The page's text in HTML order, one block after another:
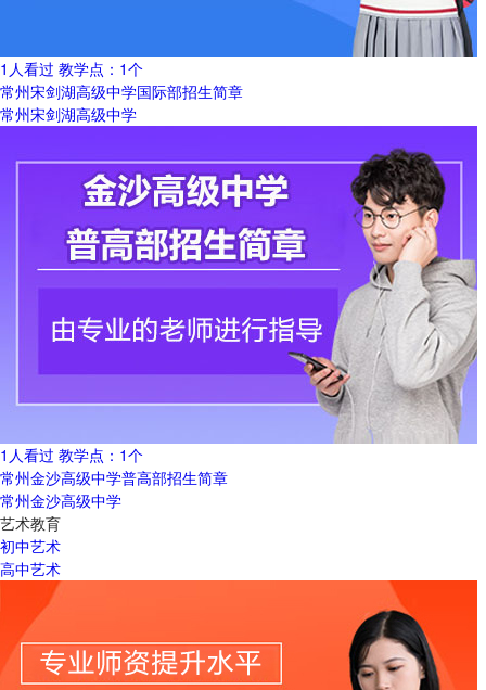
1人看过 教学点： 1个
常州宋剑湖高级中学国际部招生简章
常州宋剑湖高级中学
1人看过 教学点： 1个
常州金沙高级中学普高部招生简章
常州金沙高级中学
艺术教育
初中艺术
高中艺术